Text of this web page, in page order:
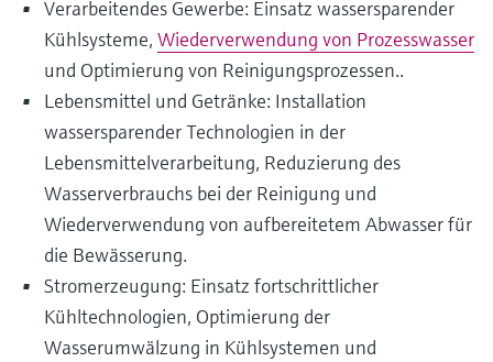
Verarbeitendes Gewerbe: Einsatz wassersparender
Kühlsysteme, Wiederverwendung von Prozesswasser
und Optimierung von Reinigungsprozessen..
Lebensmittel und Getränke: Installation
wassersparender Technologien in der
Lebensmittelverarbeitung, Reduzierung des
Wasserverbrauchs bei der Reinigung und
Wiederverwendung von aufbereitetem Abwasser für
die Bewässerung.
Stromerzeugung: Einsatz fortschrittlicher
Kühltechnologien, Optimierung der
Wasserumwälzung in Kühlsystemen und